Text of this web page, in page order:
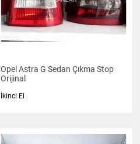
Opel Astra G Sedan Çıkma Stop
Orijinal
İkinci El